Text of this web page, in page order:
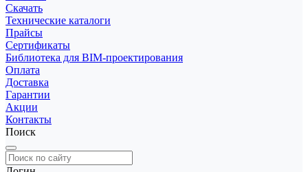
Скачать
Технические каталоги
Прайсы
Сертификаты
Библиотека для BIM-проектирования
Оплата
Доставка
Гарантии
Акции
Контакты
Поиск